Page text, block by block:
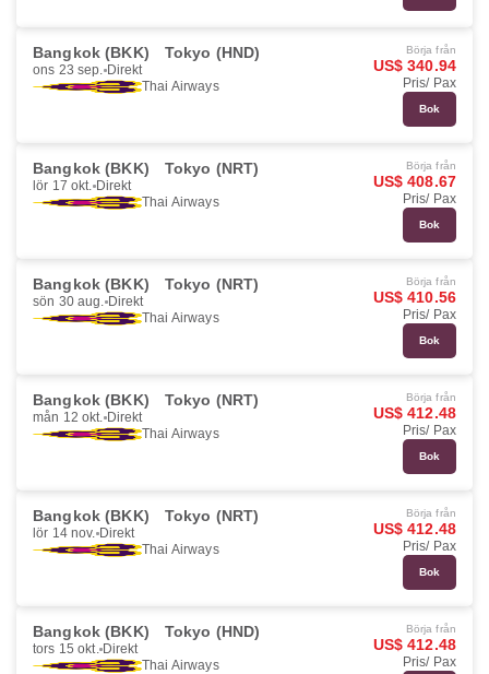
Bangkok (BKK) Tokyo (HND)
ons 23 sep. Direkt
Thai Airways
Börja från
US$ 340.94
Pris/ Pax
Bok
Bangkok (BKK) Tokyo (NRT)
lör 17 okt. Direkt
Thai Airways
Börja från
US$ 408.67
Pris/ Pax
Bok
Bangkok (BKK) Tokyo (NRT)
sön 30 aug. Direkt
Thai Airways
Börja från
US$ 410.56
Pris/ Pax
Bok
Bangkok (BKK) Tokyo (NRT)
mån 12 okt. Direkt
Thai Airways
Börja från
US$ 412.48
Pris/ Pax
Bok
Bangkok (BKK) Tokyo (NRT)
lör 14 nov. Direkt
Thai Airways
Börja från
US$ 412.48
Pris/ Pax
Bok
Bangkok (BKK) Tokyo (HND)
tors 15 okt. Direkt
Thai Airways
Börja från
US$ 412.48
Pris/ Pax